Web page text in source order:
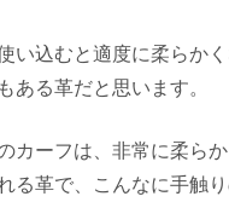
い込むと適度に柔らか
ある革だと思います。
カーフは、非常に柔ら
る革で、こんなに手触